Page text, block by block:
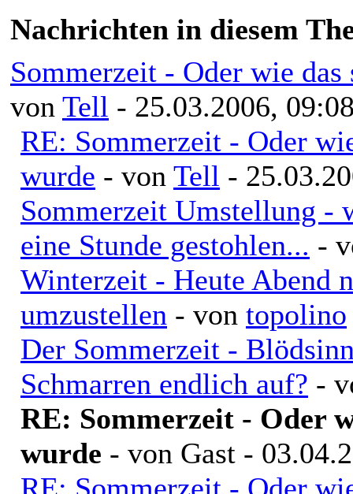
Nachrichten in diesem
Sommerzeit - Oder wie
von Tell - 25.03.2006,
RE: Sommerzeit - Oder
wurde - von Tell -
Sommerzeit Umstellung
eine Stunde gestohlen... -
Winterzeit - Heute Abend
umzustellen - von topolino
Der Sommerzeit -
Schmarren endlich auf? -
RE: Sommerzeit - Oder
wurde - von Gast -
RE: Sommerzeit - Oder